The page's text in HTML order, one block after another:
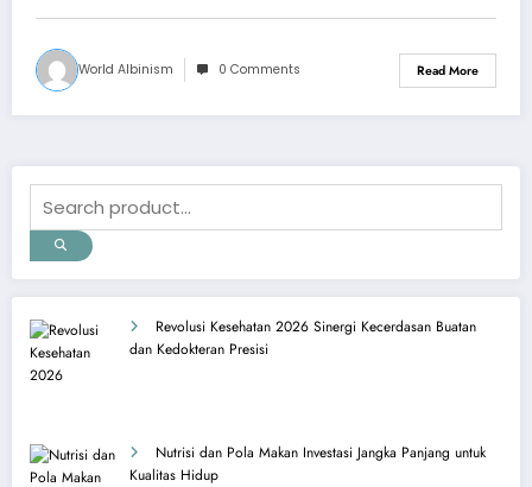
World Albinism 0 Comments Read More
Revolusi Kesehatan 2026 Sinergi Kecerdasan Buatan
dan Kedokteran Presisi
Nutrisi dan Pola Makan Investasi Jangka Panjang untuk
Kualitas Hidup